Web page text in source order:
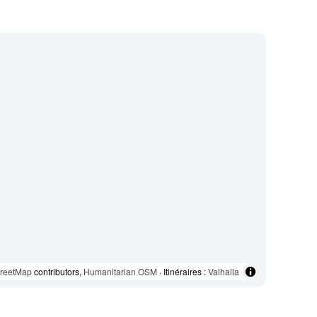
contributors, Humanitarian OSM · Itinéraires :Valhalla